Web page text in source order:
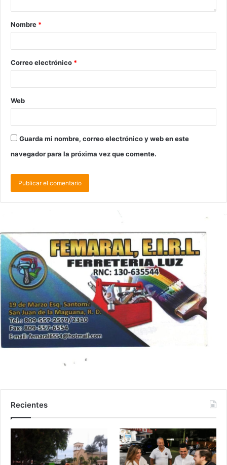
Nombre *
Correo electrónico *
Web
Guarda mi nombre, correo electrónico y web en este
navegador para la próxima vez que comente.
Recientes